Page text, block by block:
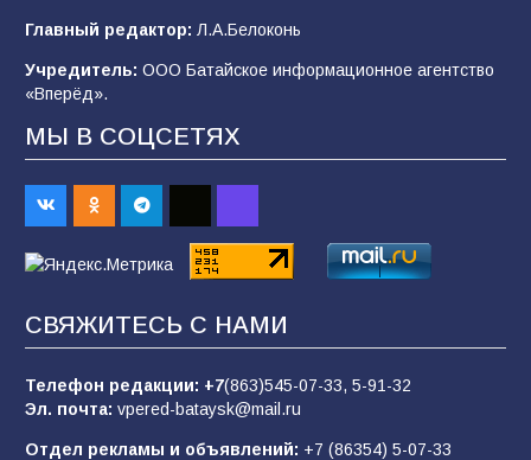
после выборов: в Госдуме дали ответ
94 06.08.2026
«Пургу нести — не поля переходить»: почему
заявления о мобилизации — это
пропагандистский вброс
01.08.2026
«Слухами Москву не возьмёшь»: почему
заявления Киева о мобилизации — это
отчаяние, а не разведка
81 02.08.2026
Главный редактор: Л.А.Белоконь
Учредитель: ООО Батайское информационное агентство
«Вперёд».
МЫ В СОЦСЕТЯХ
СВЯЖИТЕСЬ С НАМИ
Телефон редакции: +7(863)545-07-33, 5-91-32
Эл. почта: vpered-bataysk@mail.ru
Отдел рекламы и объявлений: +7 (86354) 5-07-33